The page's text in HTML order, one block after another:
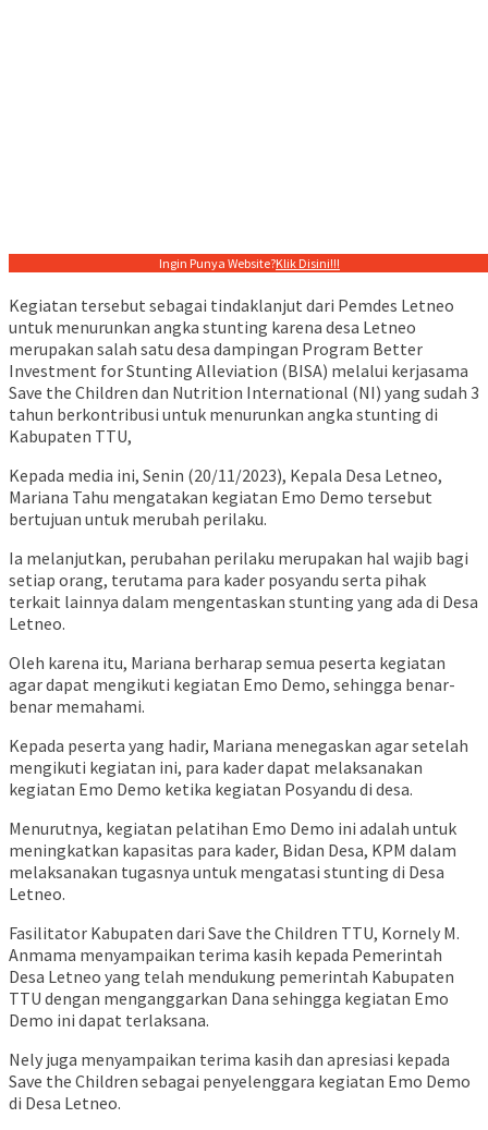
Ingin Punya Website?Klik Disini!!!
Kegiatan tersebut sebagai tindaklanjut dari Pemdes Letneo
untuk menurunkan angka stunting karena desa Letneo
merupakan salah satu desa dampingan Program Better
Investment for Stunting Alleviation (BISA) melalui kerjasama
Save the Children dan Nutrition International (NI) yang sudah 3
tahun berkontribusi untuk menurunkan angka stunting di
Kabupaten TTU,
Kepada media ini, Senin (20/11/2023), Kepala Desa Letneo,
Mariana Tahu mengatakan kegiatan Emo Demo tersebut
bertujuan untuk merubah perilaku.
Ia melanjutkan, perubahan perilaku merupakan hal wajib bagi
setiap orang, terutama para kader posyandu serta pihak
terkait lainnya dalam mengentaskan stunting yang ada di Desa
Letneo.
Oleh karena itu, Mariana berharap semua peserta kegiatan
agar dapat mengikuti kegiatan Emo Demo, sehingga benar-
benar memahami.
Kepada peserta yang hadir, Mariana menegaskan agar setelah
mengikuti kegiatan ini, para kader dapat melaksanakan
kegiatan Emo Demo ketika kegiatan Posyandu di desa.
Menurutnya, kegiatan pelatihan Emo Demo ini adalah untuk
meningkatkan kapasitas para kader, Bidan Desa, KPM dalam
melaksanakan tugasnya untuk mengatasi stunting di Desa
Letneo.
Fasilitator Kabupaten dari Save the Children TTU, Kornely M.
Anmama menyampaikan terima kasih kepada Pemerintah
Desa Letneo yang telah mendukung pemerintah Kabupaten
TTU dengan menganggarkan Dana sehingga kegiatan Emo
Demo ini dapat terlaksana.
Nely juga menyampaikan terima kasih dan apresiasi kepada
Save the Children sebagai penyelenggara kegiatan Emo Demo
di Desa Letneo.